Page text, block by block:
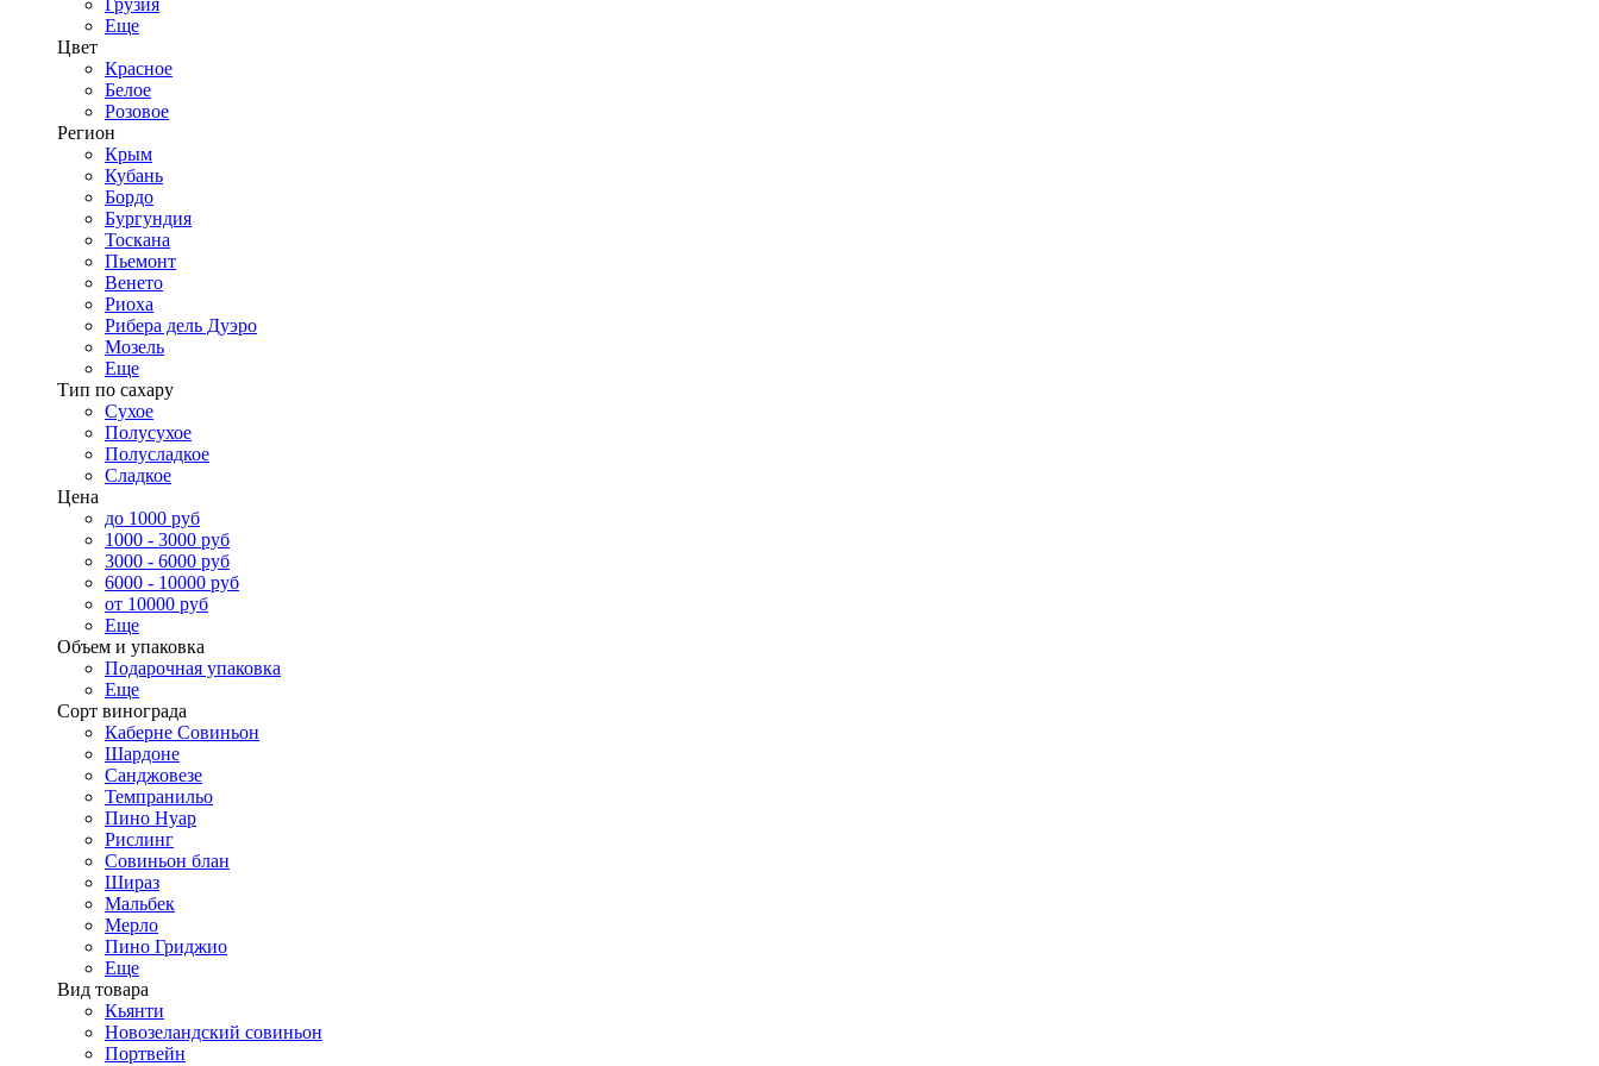
Грузия
Еще
Цвет
Красное
Белое
Розовое
Регион
Крым
Кубань
Бордо
Бургундия
Тоскана
Пьемонт
Венето
Риоха
Рибера дель Дуэро
Мозель
Еще
Тип по сахару
Сухое
Полусухое
Полусладкое
Сладкое
Цена
до 1000 руб
1000 - 3000 руб
3000 - 6000 руб
6000 - 10000 руб
от 10000 руб
Еще
Объем и упаковка
Подарочная упаковка
Еще
Сорт винограда
Каберне Совиньон
Шардоне
Санджовезе
Темпранильо
Пино Нуар
Рислинг
Совиньон блан
Шираз
Мальбек
Мерло
Пино Гриджио
Еще
Вид товара
Кьянти
Новозеландский совиньон
Портвейн